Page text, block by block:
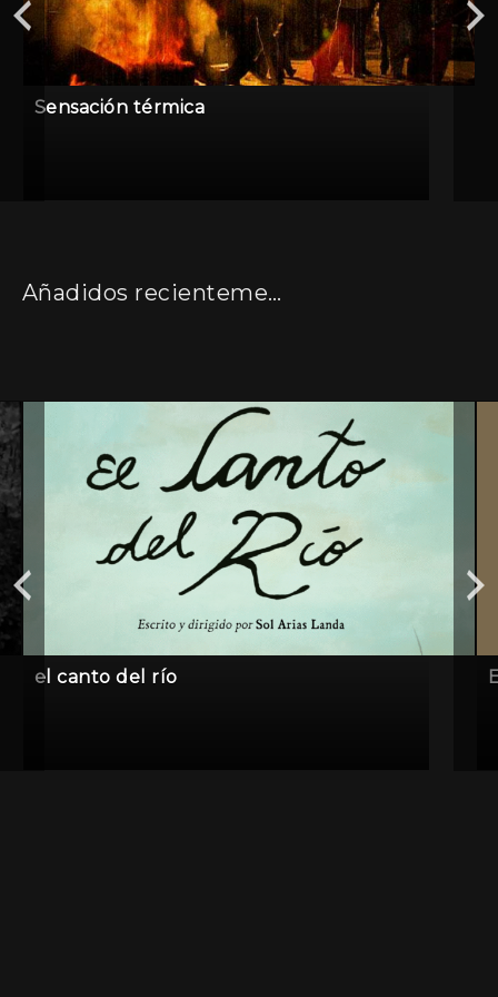
Sensación térmica
Añadidos recientemente
el canto del río